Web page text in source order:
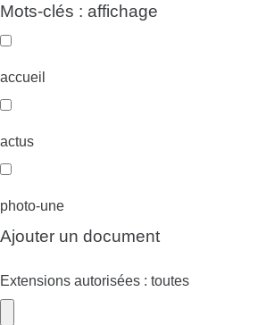
Mots-clés : affichage
accueil
actus
photo-une
Ajouter un document
Extensions autorisées : toutes